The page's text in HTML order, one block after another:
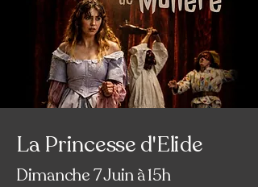
La Princesse d'Elide
Dimanche 7 Juin à 15h